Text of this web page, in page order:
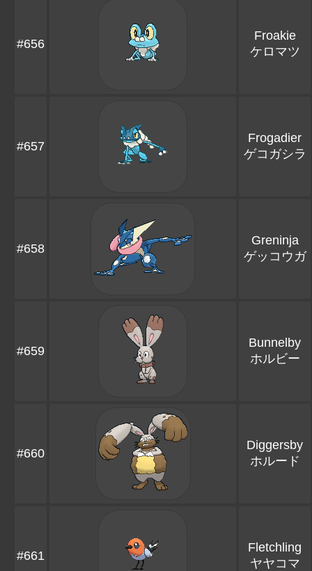
#656
Froakie
ケロマツ
#657
Frogadier
ゲコガシラ
#658
Greninja
ゲッコウガ
#659
Bunnelby
ホルビー
#660
Diggersby
ホルード
#661
Fletchling
ヤヤコマ